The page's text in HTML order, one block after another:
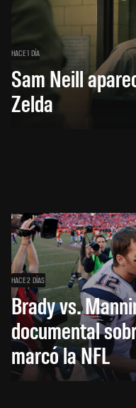
HACE 1 DÍA
Sam Neill
Zelda
HACE 2 DÍAS
Brady vs.
documental
marcó la NFL